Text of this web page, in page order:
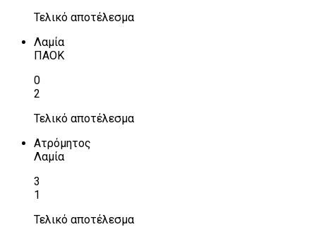
Τελικό αποτέλεσμα
Λαμία
ΠΑΟΚ
0
2
Τελικό αποτέλεσμα
Ατρόμητος
Λαμία
3
1
Τελικό αποτέλεσμα